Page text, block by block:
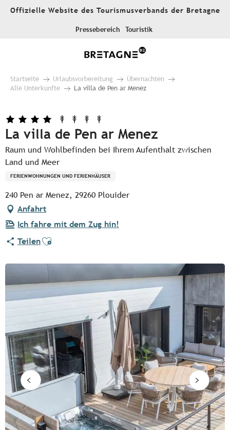
AllerOffizielle Website des Tourismusverbands der Bretagne
Pressebereich Touristik
Startseite Urlaubsvorbereitung
Übernachten
Alle Unterkünfte
La villa de Pen ar Menez
La villa de Pen ar Menez
Raum und Wohlbefinden bei Ihrem Aufenthalt zwischen
Land und Meer
FERIENWOHNUNGEN UND FERIENHÄUSER
240 Pen ar Menez, 29260 Plouider
Anfahrt
Ich fahre mit dem Zug hin!
TeilenAjouter aux favoris